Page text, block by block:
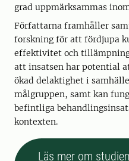
grad uppmärksammas
Författarna framhåller
forskning för att fördjupa
effektivitet och
att insatsen har potential
ökad delaktighet i
målgruppen, samt kan
befintliga
kontexten.
Läs mer om